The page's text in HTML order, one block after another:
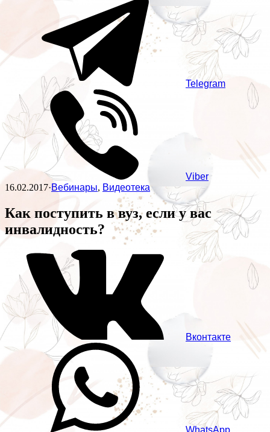
Telegram
Viber
16.02.2017·Вебинары, Видеотека
Как поступить в вуз, если у вас
инвалидность?
Вконтакте